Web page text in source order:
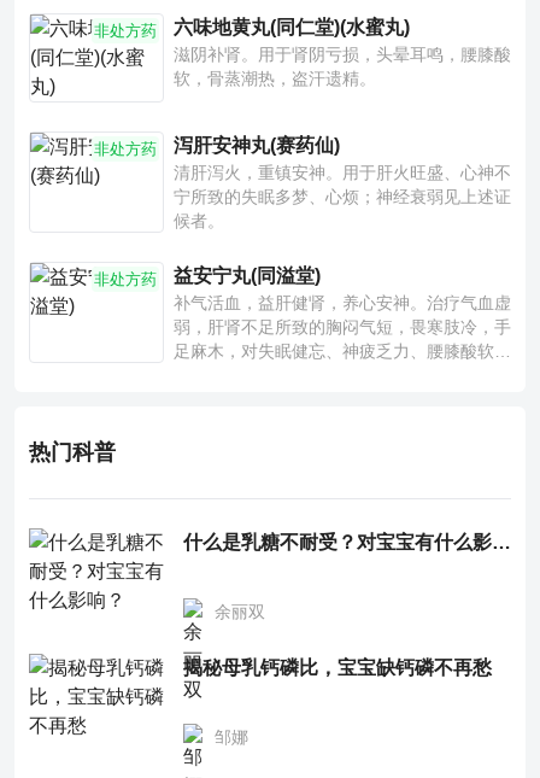
非处方药 六味地黄丸(同仁堂)(水蜜丸)
滋阴补肾。用于肾阴亏损，头晕耳鸣，腰膝酸
软，骨蒸潮热，盗汗遗精。
非处方药 泻肝安神丸(赛药仙)
清肝泻火，重镇安神。用于肝火旺盛、心神不
宁所致的失眠多梦、心烦；神经衰弱见上述证
候者。
非处方药 益安宁丸(同溢堂)
补气活血，益肝健肾，养心安神。治疗气血虚
弱，肝肾不足所致的胸闷气短，畏寒肢冷，手
足麻木，对失眠健忘、神疲乏力、腰膝酸软也
热门科普
什么是乳糖不耐受？对宝宝有什么影响？
余丽双
揭秘母乳钙磷比，宝宝缺钙磷不再愁
邹娜